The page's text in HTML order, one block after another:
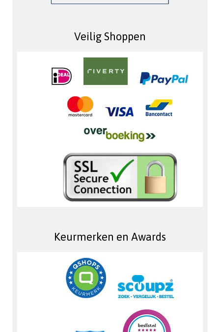
Veilig Shoppen
Keurmerken en Awards